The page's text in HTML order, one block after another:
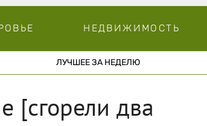
НЕДВИЖИМОСТЬ
ЛУЧШЕЕ ЗА НЕДЕЛЮ
[сгорели два